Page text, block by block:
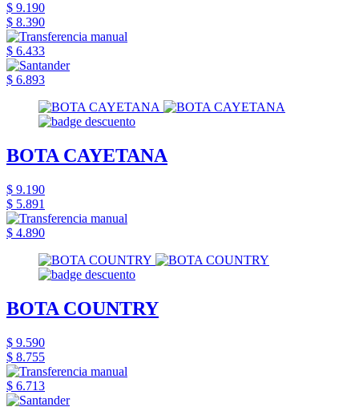
$ 9.190
$ 8.390
$ 6.433
$ 6.893
BOTA CAYETANA
$ 9.190
$ 5.891
$ 4.890
BOTA COUNTRY
$ 9.590
$ 8.755
$ 6.713